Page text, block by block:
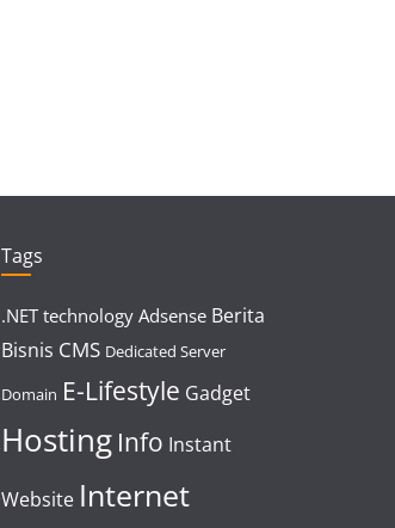
Tags
.NET technology Adsense Berita
Bisnis CMS Dedicated Server
Domain E-Lifestyle Gadget
Hosting Info Instant
Website Internet